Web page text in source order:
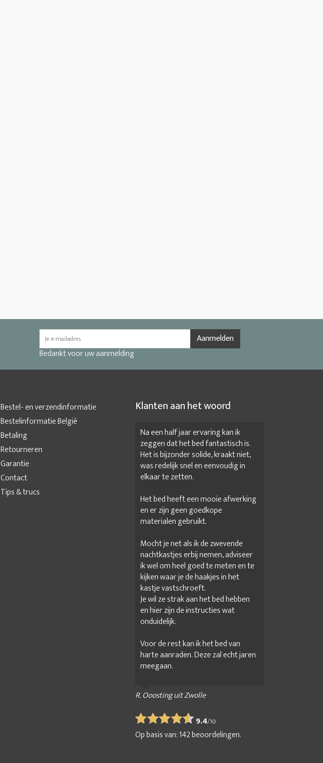
Aanmelden
Bedankt voor uw aanmelding
Bestel- en verzendinformatie
Bestelinformatie België
Betaling
Retourneren
Garantie
Contact
Tips & trucs
Klanten aan het woord
Na een half jaar ervaring kan ik
zeggen dat het bed fantastisch is.
Het is bijzonder solide, kraakt niet,
was redelijk snel en eenvoudig in
elkaar te zetten.
Het bed heeft een mooie afwerking
en er zijn geen goedkope
materialen gebruikt.
Mocht je net als ik de zwevende
nachtkastjes erbij nemen, adviseer
ik wel om heel goed te meten en te
kijken waar je de haakjes in het
kastje vastschroeft.
Je wil ze strak aan het bed hebben
en hier zijn de instructies wat
onduidelijk.
Voor de rest kan ik het bed van
harte aanraden. Deze zal echt jaren
meegaan.
R. Ooosting uit Zwolle
9.4/10
Op basis van:142beoordelingen.